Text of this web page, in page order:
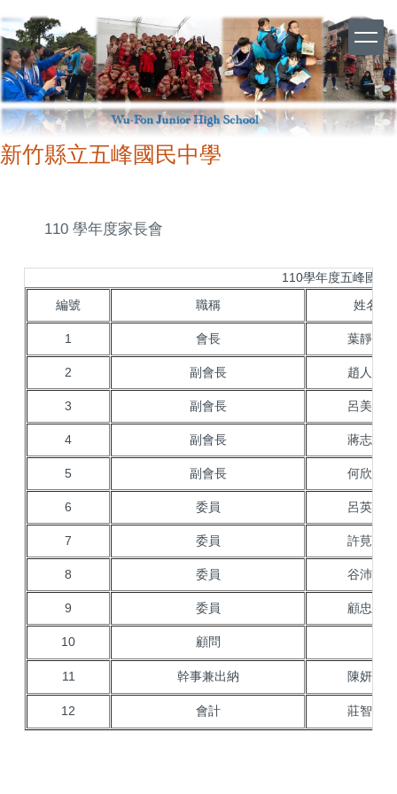
到
主
要
內
容
區
新竹縣立五峰國民中學
110 學年度家長會
110學年度五峰國中
編號
職稱 姓名
1 會長 葉靜娟
2 副會長 趙人傑
3 副會長 呂美娟
4 副會長 蔣志祥
5 副會長 何欣穎
6 委員 呂英豪
7 委員 許莧橋
8 委員 谷沛玲
9 委員 顧忠銘
10 顧問
11 幹事兼出納 陳妍至
12 會計 莊智偉